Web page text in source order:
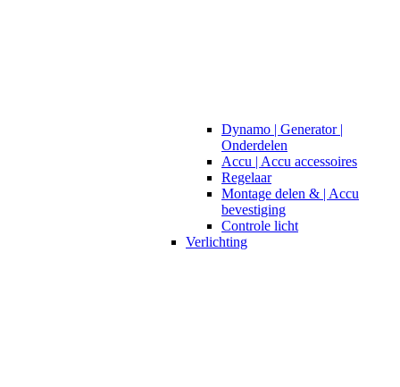
Dynamo | Generator |
Onderdelen
Accu | Accu accessoires
Regelaar
Montage delen & | Accu
bevestiging
Controle licht
Verlichting